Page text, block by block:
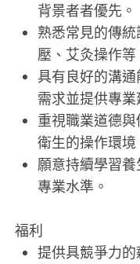
背景者者優先。
熟悉常見的傳
壓、艾灸操作
具有良好的溝
需求並提供專業
重視職業道德
衛生的操作環境
願意持續學習
專業水準。
福利
提供具競爭力